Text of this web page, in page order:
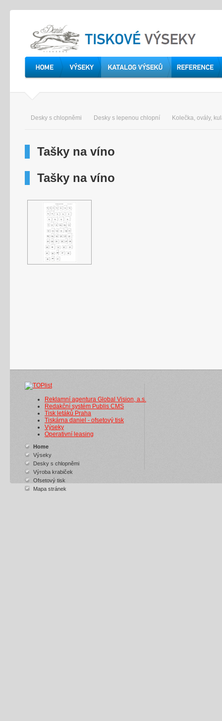
Desky s chlopněmi Desky s lepenou chlopní Kolečka, ovály,
Tašky na víno
Tašky na víno
Reklamní agentura Global Vision, a.s.
Redakční systém Publis CMS
Tisk letáků Praha
Tiskárna daniel - ofsetový tisk
Výseky
Operativní leasing
Home
Výseky
Desky s chlopněmi
Výroba krabiček
Ofsetový tisk
Mapa stránek